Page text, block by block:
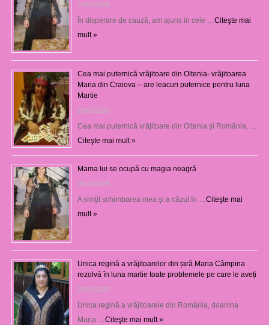
22/07/2026
În disperare de cauză, am ajuns în cele … Citeşte mai
mult »
Cea mai puternică vrăjitoare din Oltenia- vrăjitoarea
Maria din Craiova – are leacuri puternice pentru luna
Martie
25/03/2026
Cea mai puternică vrăjitoare din Oltenia și România, …
Citeşte mai mult »
Mama lui se ocupă cu magia neagră
05/12/2025
A simțit schimbarea mea şi a căzut în … Citeşte mai
mult »
Unica regină a vrăjitoarelor din țară Maria Câmpina
rezolvă în luna martie toate problemele pe care le aveți
25/09/2025
Unica regină a vrăjitoarele din România, doamna
Maria … Citeşte mai mult »